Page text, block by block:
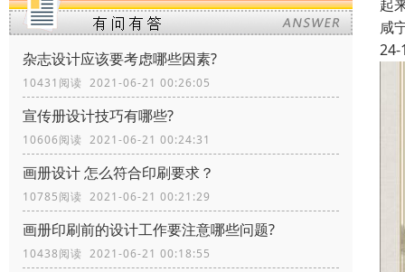
杂志设计应该要考虑哪些因素?
10431阅读 2021-06-21 00:26:05
宣传册设计技巧有哪些?
10606阅读 2021-06-21 00:24:31
画册设计 怎么符合印刷要求？
10785阅读 2021-06-21 00:21:29
画册印刷前的设计工作要注意哪些问题?
10438阅读 2021-06-21 00:18:55
起
咸
24-